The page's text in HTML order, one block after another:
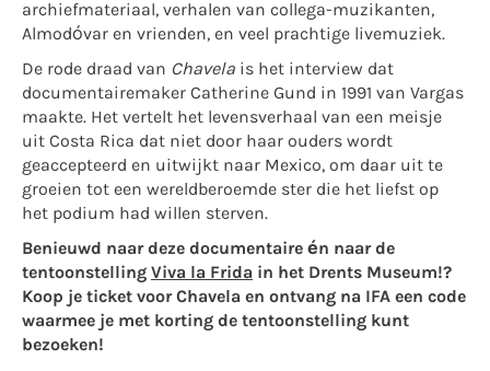
archiefmateriaal, verhalen van collega-muzikanten,
Almodóvar en vrienden, en veel prachtige livemuziek.
De rode draad van Chavela is het interview dat
documentairemaker Catherine Gund in 1991 van Vargas
maakte. Het vertelt het levensverhaal van een meisje
uit Costa Rica dat niet door haar ouders wordt
geaccepteerd en uitwijkt naar Mexico, om daar uit te
groeien tot een wereldberoemde ster die het liefst op
het podium had willen sterven.
Benieuwd naar deze documentaire én naar de
tentoonstelling Viva la Frida in het Drents Museum!?
Koop je ticket voorChavela en ontvang na IFA een code
waarmee je met korting de tentoonstelling kunt
bezoeken!